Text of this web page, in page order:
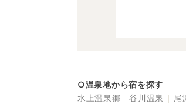
○温泉地から宿を探す
水上温泉郷 谷川温泉
尾